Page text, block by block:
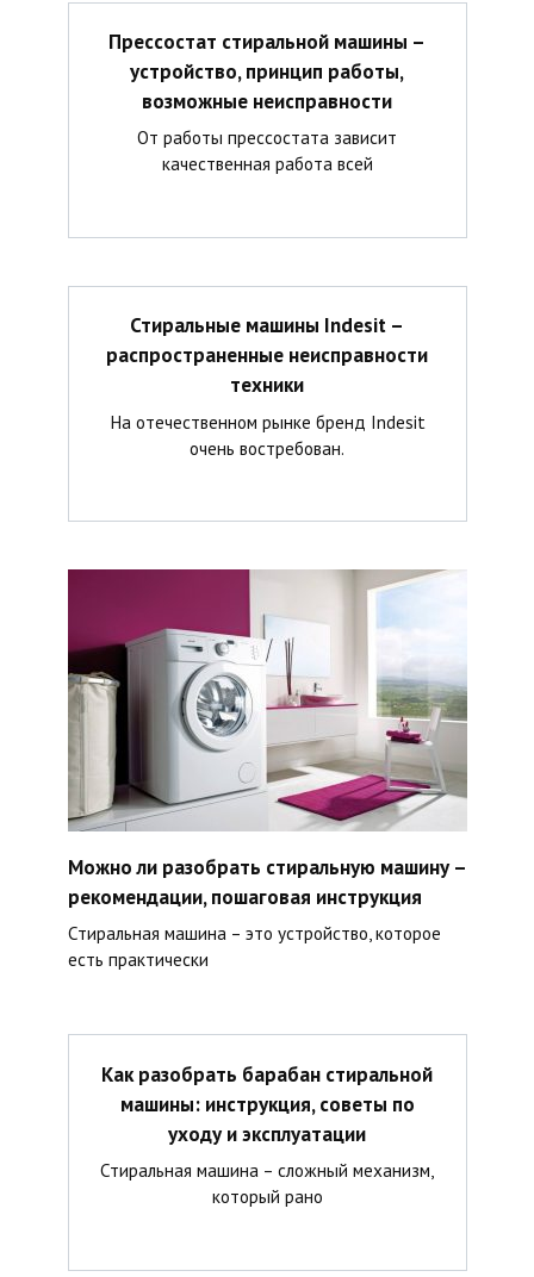
Прессостат стиральной машины –
устройство, принцип работы,
возможные неисправности
От работы прессостата зависит
качественная работа всей
Стиральные машины Indesit –
распространенные неисправности
техники
На отечественном рынке бренд Indesit
очень востребован.
Можно ли разобрать стиральную машину –
рекомендации, пошаговая инструкция
Стиральная машина – это устройство, которое
есть практически
Как разобрать барабан стиральной
машины: инструкция, советы по
уходу и эксплуатации
Стиральная машина – сложный механизм,
который рано